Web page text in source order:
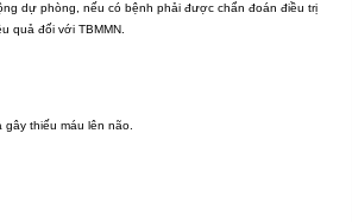
dự phòng, nếu có bệnh phải được chẩn đoán điều trị
quả đối với TBMMN.
thiếu máu lên não.